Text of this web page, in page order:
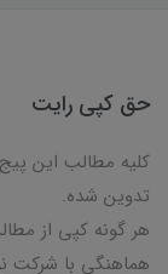
حق کپی رایت
کلیه مطالب این
تدوین شده.
هر گونه کپی از
هماهنگی با شرکت